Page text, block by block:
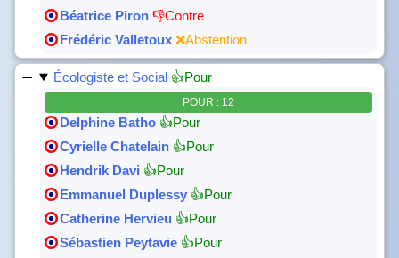
Béatrice Piron 👎Contre
Frédéric Valletoux ❌Abstention
Écologiste et Social 👍Pour
POUR : 12
Delphine Batho 👍Pour
Cyrielle Chatelain 👍Pour
Hendrik Davi 👍Pour
Emmanuel Duplessy 👍Pour
Catherine Hervieu 👍Pour
Sébastien Peytavie 👍Pour